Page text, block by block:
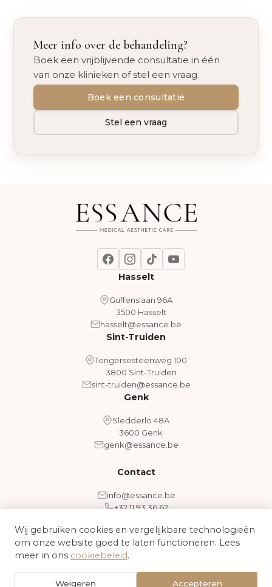
Meer info over de behandeling?
Boek een vrijblijvende consultatie in één
van onze klinieken of stel een vraag.
Boek een consultatie
Stel een vraag
Hasselt
Guffenslaan 96A
3500 Hasselt
hasselt@essance.be
Sint-Truiden
Tongersesteenweg 100
3800 Sint-Truiden
sint-truiden@essance.be
Genk
Sledderlo 48A
3600 Genk
genk@essance.be
Contact
info@essance.be
+32 11 93 36 62
Algemene voorwaarden
© 2026 Essance - Medical Aesthetic Clinic. Alle rechten
Wij gebruiken cookies en vergelijkbare technologieën
om onze website goed te laten functioneren. Lees
meer in ons cookiebeleid.
Weigeren Accepteren